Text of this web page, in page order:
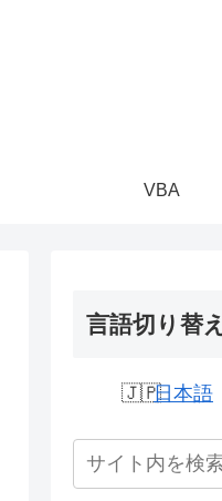
VBA
言語切り替え
日本語